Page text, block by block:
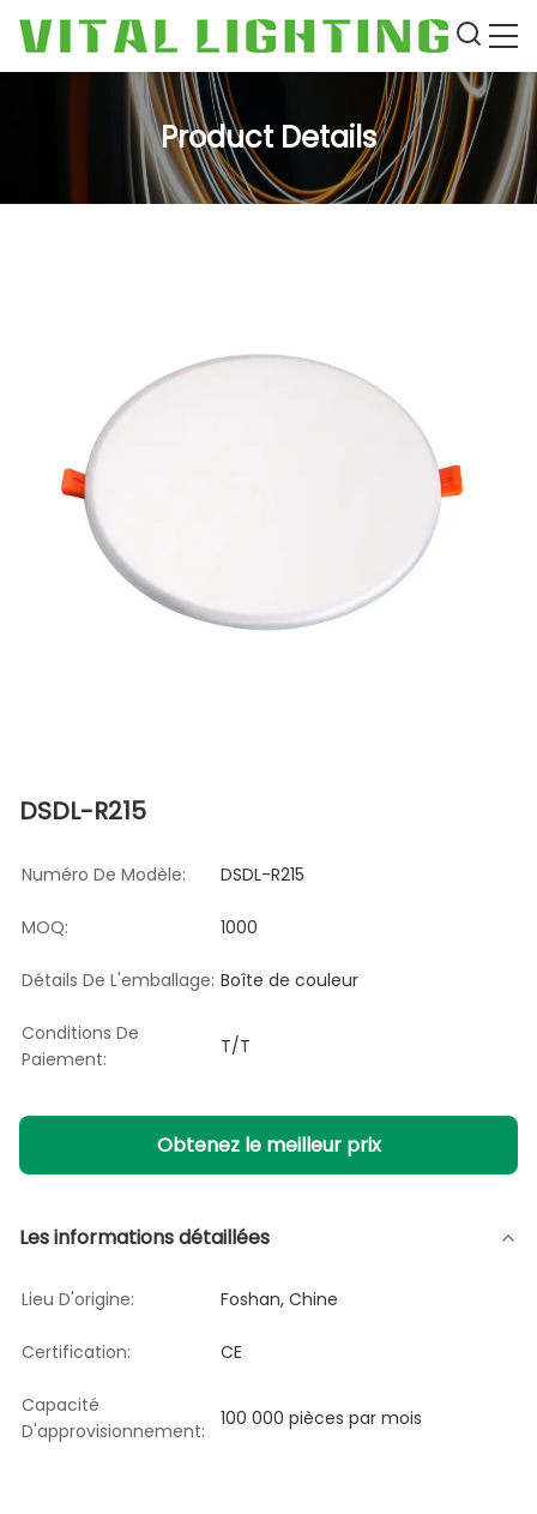
Product Details
DSDL-R215
Numéro De Modèle: DSDL-R215
MOQ: 1000
Détails De L'emballage: Boîte de couleur
Conditions De
Paiement:
T/T
Obtenez le meilleur prix
Les informations détaillées
Lieu D'origine: Foshan, Chine
Certification: CE
Capacité
D'approvisionnement:
100 000 pièces par mois